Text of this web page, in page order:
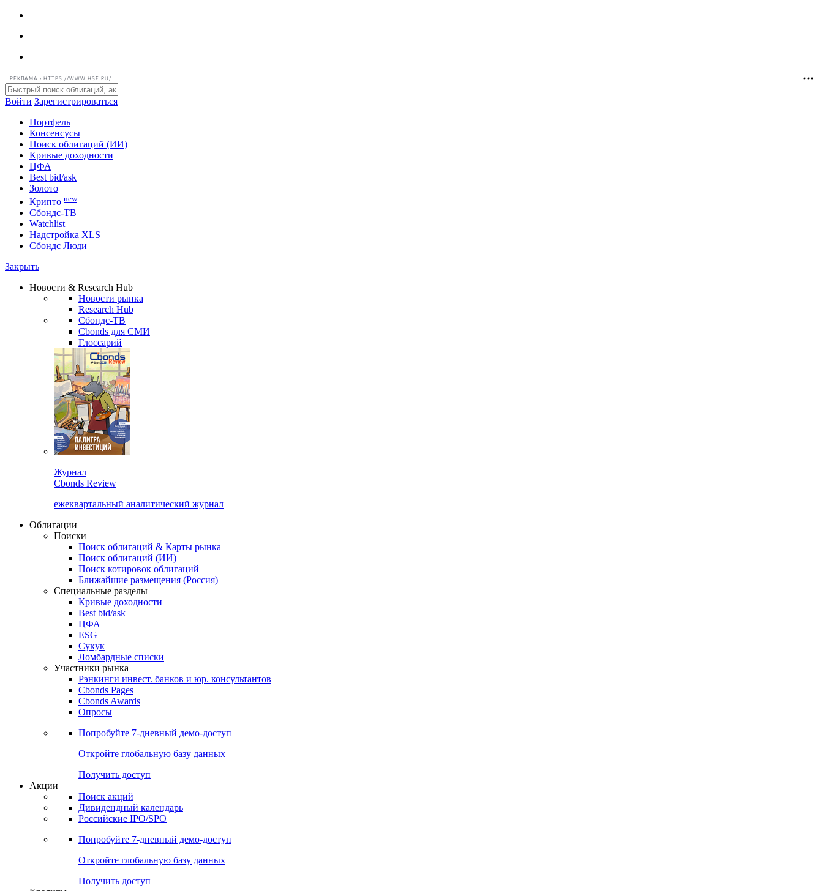
РЕКЛАМА • HTTPS://WWW.HSE.RU/
Войти Зарегистрироваться
Портфель
Консенсусы
Поиск облигаций (ИИ)
Кривые доходности
ЦФА
Best bid/ask
Золото
Криптоnew
Сбондс-ТВ
Надстройка XLS
Сбондс Люди
Новости & Research Hub
Новости рынка
Research Hub
Сбондс-ТВ
Cbonds для СМИ
Глоссарий
Журнал
Cbonds Review
ежеквартальный аналитический журнал
Облигации
Поиски
Поиск облигаций & Карты рынка
Поиск облигаций (ИИ)
Поиск котировок облигаций
Ближайшие размещения (Россия)
Специальные разделы
Кривые доходности
Best bid/ask
ЦФА
ESG
Сукук
Ломбардные списки
Участники рынка
Рэнкинги инвест. банков и юр. консультантов
Cbonds Pages
Cbonds Awards
Опросы
Попробуйте7-дневный
Откройте глобальную базу данных
Получить доступ
Акции
Поиск акций
Дивидендный календарь
Российские IPO/SPO
Попробуйте7-дневный